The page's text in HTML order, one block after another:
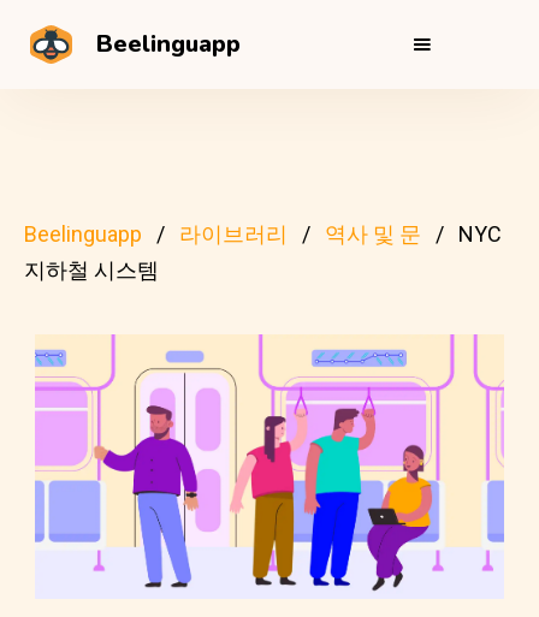
Beelinguapp
Beelinguapp 라이브러리 역사 및 문
NYC
지하철 시스템